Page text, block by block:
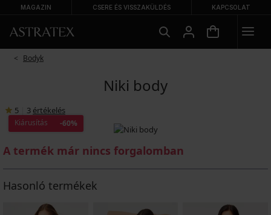
MAGAZIN CSERE ÉS VISSZAKÜLDÉS KAPCSOLAT
Bodyk
Niki body
5 3 értékelés
Kiárusítás -60%
A termék már nincs forgalomban
Hasonló termékek